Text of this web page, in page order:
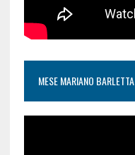
MESE MARIANO BARLETTA